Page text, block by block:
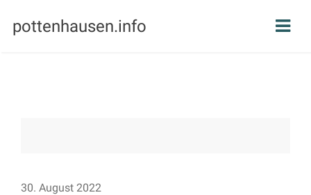
pottenhausen.info
30. August 2022